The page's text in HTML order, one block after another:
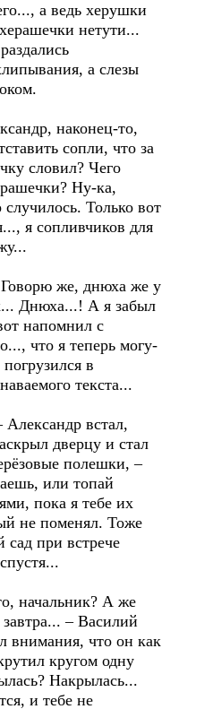
а ведь херушки
нетути...
а слезы
наконец-то,
сопли, что за
словил? Чего
Ну-ка,
Только вот
я сопливчиков для
же, днюха же у
Днюха...! А я забыл
напомнил с
что я теперь могу-
в
текста...
встал,
дверцу и стал
полешки, –
или топай
пока я тебе их
не поменял. Тоже
сад при встрече
А же
– Василий
внимания, что он как
кругом одну
Накрылась...
и тебе не